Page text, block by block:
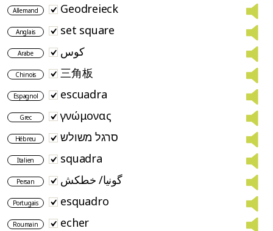
Allemand Geodreieck
Anglais set square
Arabe كوس
Chinois 三角板
Espagnol escuadra
Grec γνώμονας
Hébreu סרגל משולש
Italien squadra
Persan گونیا/ خطکش
Portugais esquadro
Roumain echer